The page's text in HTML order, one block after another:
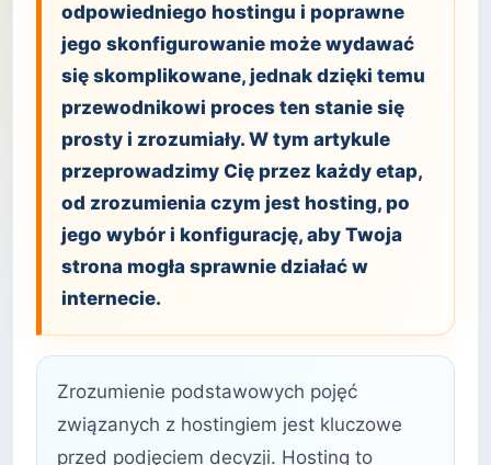
odpowiedniego hostingu i poprawne
jego skonfigurowanie może wydawać
się skomplikowane, jednak dzięki temu
przewodnikowi proces ten stanie się
prosty i zrozumiały. W tym artykule
przeprowadzimy Cię przez każdy etap,
od zrozumienia czym jest hosting, po
jego wybór i konfigurację, aby Twoja
strona mogła sprawnie działać w
internecie.
Zrozumienie podstawowych pojęć
związanych z hostingiem jest kluczowe
przed podjęciem decyzji. Hosting to